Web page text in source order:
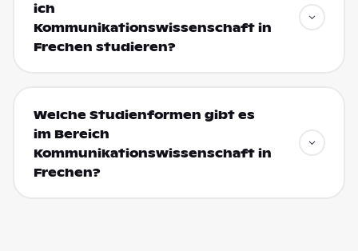
ich
Kommunikationswissenschaft in
Frechen studieren?
Welche Studienformen gibt es
im Bereich
Kommunikationswissenschaft in
Frechen?